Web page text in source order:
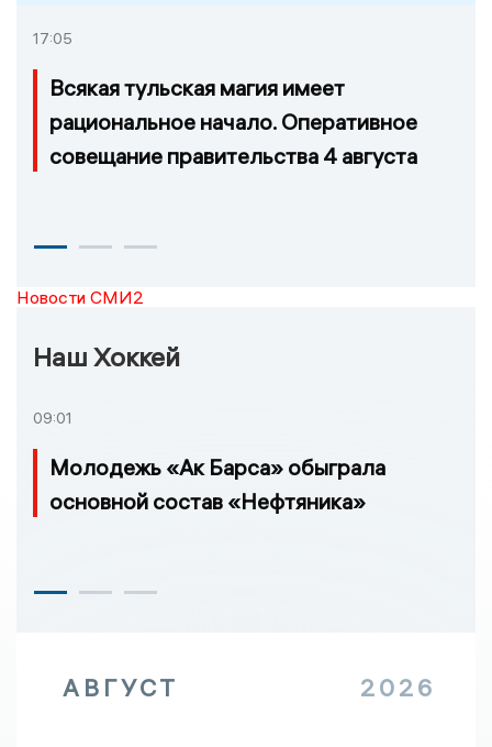
17:05
Всякая тульская магия имеет
рациональное начало. Оперативное
совещание правительства 4 августа
Новости СМИ2
Наш Хоккей
09:01
Молодежь «Ак Барса» обыграла
основной состав «Нефтяника»
АВГУСТ 2026